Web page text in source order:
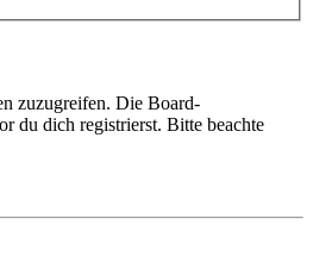
zuzugreifen. Die Board-
du dich registrierst. Bitte beachte